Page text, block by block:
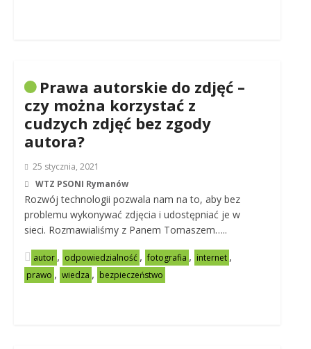
Prawa autorskie do zdjęć –
czy można korzystać z
cudzych zdjęć bez zgody
autora?
25 stycznia, 2021
WTZ PSONI Rymanów
Rozwój technologii pozwala nam na to, aby bez
problemu wykonywać zdjęcia i udostępniać je w
sieci. Rozmawialiśmy z Panem Tomaszem…..
autor , odpowiedzialność , fotografia , internet ,
prawo , wiedza , bezpieczeństwo